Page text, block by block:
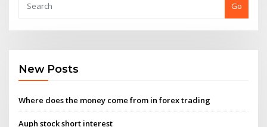
Go
New Posts
Where does the money come from in forex trading
Auph stock short interest